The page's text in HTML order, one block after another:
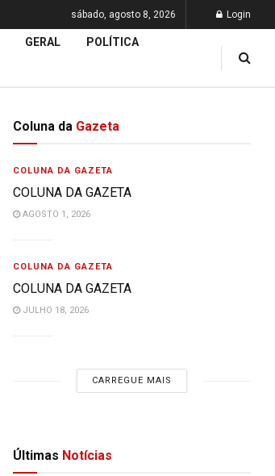
sábado, agosto 8, 2026 Login
GERAL POLÍTICA
Coluna da Gazeta
COLUNA DA GAZETA
COLUNA DA GAZETA
AGOSTO 1, 2026
COLUNA DA GAZETA
COLUNA DA GAZETA
JULHO 18, 2026
CARREGUE MAIS
Últimas Notícias